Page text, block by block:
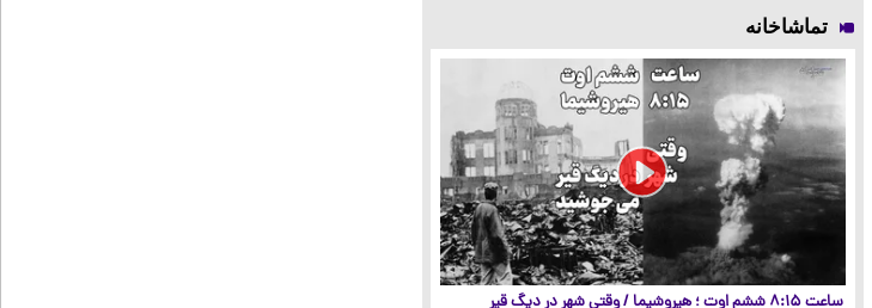
تماشاخانه
ساعت ۸:۱۵ ششم اوت ؛ هیروشیما / وقتی شهر در دیگ قیر